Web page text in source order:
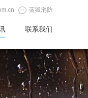
蓝狐消防
联系我们